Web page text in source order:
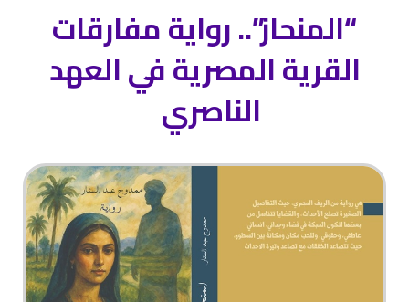
“المنحاز”.. رواية مفارقات
القرية المصرية في العهد
الناصري